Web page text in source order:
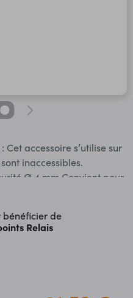
inaccessibles.
Ø 4 mm Convient pour
: laiton nickelé
bénéficier de
Relais